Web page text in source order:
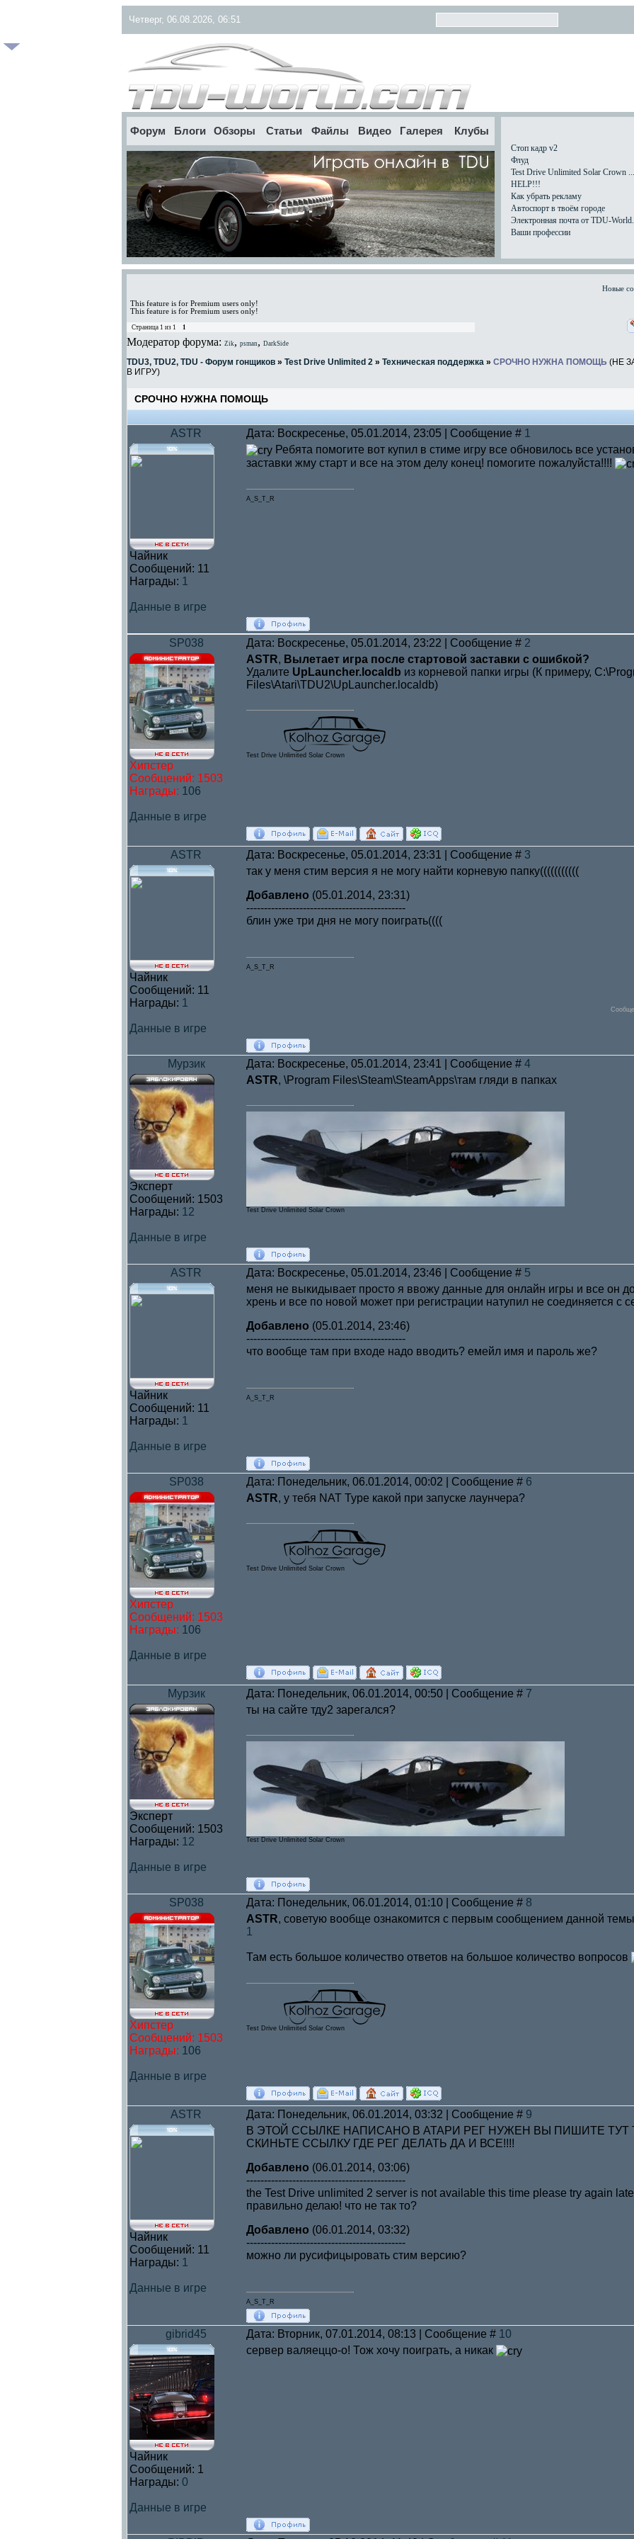
Четверг, 06.08.2026, 06:51
Форум Блоги Обзоры Статьи Файлы Видео Галерея Клубы
Стоп кадр v2
Флуд
Test Drive Unlimited Solar Crown ...
HELP!!!
Как убрать рекламу
Автоспорт в твоём городе
Электронная почта от TDU-
Ваши профессии
Новые
This feature is for Premium users only!
This feature is for Premium users only!
Страница 1 из 1 1
Модератор форума: Zik, psman, DarkSide
TDU3, TDU2, TDU - Форум гонщиков » Test Drive Unlimited 2 » Техническая поддержка » СРОЧНО НУЖНА ПОМОЩЬ (НЕ
В ИГРУ)
СРОЧНО НУЖНА ПОМОЩЬ
ASTR Дата: Воскресенье, 05.01.2014, 23:05 | Сообщение # 1
Чайник
Сообщений: 11
Награды: 1
Данные в игре
Ребята помогите вот купил в стиме игру все обновилось все
заставки жму старт и все на этом делу конец! помогите пожалуйста!!!!
A_S_T_R
SP038 Дата: Воскресенье, 05.01.2014, 23:22 | Сообщение # 2
Хипстер
Сообщений: 1503
Награды: 106
Данные в игре
ASTR, Вылетает игра после стартовой заставки с ошибкой?
Удалите UpLauncher.localdb из корневой папки игры (К примеру,
Files\Atari\TDU2\UpLauncher.localdb)
Test Drive Unlimited Solar Crown
ASTR Дата: Воскресенье, 05.01.2014, 23:31 | Сообщение # 3
Чайник
Сообщений: 11
Награды: 1
Данные в игре
так у меня стим версия я не могу найти корневую папку(((((((((((
Добавлено (05.01.2014, 23:31)
---------------------------------------------
блин уже три дня не могу поиграть((((
A_S_T_R
Мурзик Дата: Воскресенье, 05.01.2014, 23:41 | Сообщение # 4
Эксперт
Сообщений: 1503
Награды: 12
Данные в игре
ASTR, \Program Files\Steam\SteamApps\там гляди в папках
Test Drive Unlimited Solar Crown
ASTR Дата: Воскресенье, 05.01.2014, 23:46 | Сообщение # 5
Чайник
Сообщений: 11
Награды: 1
Данные в игре
меня не выкидывает просто я ввожу данные для онлайн игры и все он
хрень и все по новой может при регистрации натупил не соединяется с
Добавлено (05.01.2014, 23:46)
---------------------------------------------
что вообще там при входе надо вводить? емейл имя и пароль же?
A_S_T_R
SP038 Дата: Понедельник, 06.01.2014, 00:02 | Сообщение # 6
Хипстер
Сообщений: 1503
Награды: 106
Данные в игре
ASTR, у тебя NAT Type какой при запуске лаунчера?
Test Drive Unlimited Solar Crown
Мурзик Дата: Понедельник, 06.01.2014, 00:50 | Сообщение # 7
Эксперт
Сообщений: 1503
Награды: 12
Данные в игре
ты на сайте тду2 зарегался?
Test Drive Unlimited Solar Crown
SP038 Дата: Понедельник, 06.01.2014, 01:10 | Сообщение # 8
Хипстер
Сообщений: 1503
Награды: 106
Данные в игре
ASTR, советую вообще ознакомится с первым сообщением данной
1
Там есть большое количество ответов на большое количество вопросов
Test Drive Unlimited Solar Crown
ASTR Дата: Понедельник, 06.01.2014, 03:32 | Сообщение # 9
Чайник
Сообщений: 11
Награды: 1
Данные в игре
В ЭТОЙ ССЫЛКЕ НАПИСАНО В АТАРИ РЕГ НУЖЕН ВЫ ПИШИТЕ ТУТ
СКИНЬТЕ ССЫЛКУ ГДЕ РЕГ ДЕЛАТЬ ДА И ВСЕ!!!!
Добавлено (06.01.2014, 03:06)
---------------------------------------------
the Test Drive unlimited 2 server is not available this time please try again
правильно делаю! что не так то?
Добавлено (06.01.2014, 03:32)
---------------------------------------------
можно ли русифицыровать стим версию?
A_S_T_R
gibrid45 Дата: Вторник, 07.01.2014, 08:13 | Сообщение # 10
Чайник
Сообщений: 1
Награды: 0
Данные в игре
сервер валяеццо-о! Тож хочу поиграть, а никак